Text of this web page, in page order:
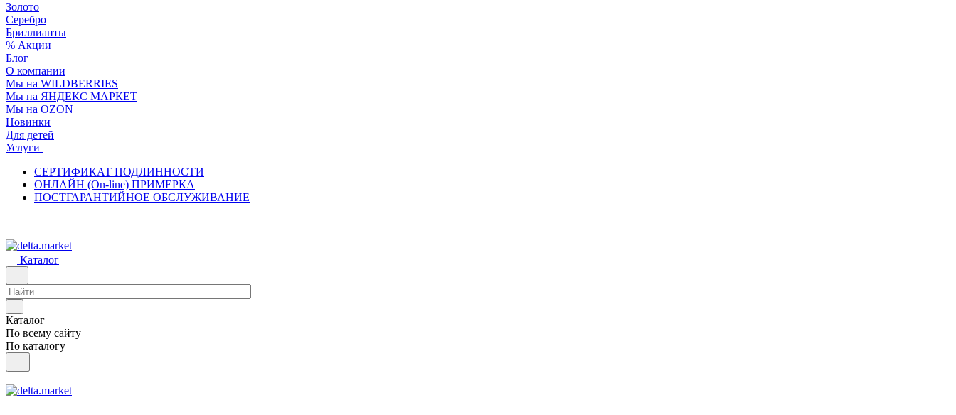
Золото
Серебро
Бриллианты
% Акции
Блог
О компании
Мы на WILDBERRIES
Мы на ЯНДЕКС МАРКЕТ
Мы на OZON
Новинки
Для детей
Услуги
СЕРТИФИКАТ ПОДЛИННОСТИ
ОНЛАЙН (On-line) ПРИМЕРКА
ПОСТГАРАНТИЙНОЕ ОБСЛУЖИВАНИЕ
Каталог
Каталог
По всему сайту
По каталогу